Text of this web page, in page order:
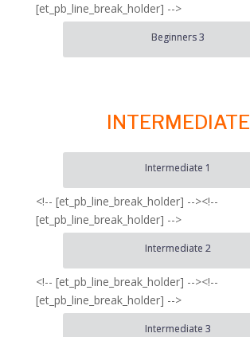
[et_pb_line_break_holder] -->
Beginners 3
INTERMEDIATE
Intermediate 1
<!-- [et_pb_line_break_holder] --><!--
[et_pb_line_break_holder] -->
Intermediate 2
<!-- [et_pb_line_break_holder] --><!--
[et_pb_line_break_holder] -->
Intermediate 3